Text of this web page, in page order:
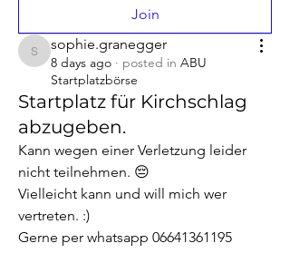
Join
sophie.granegger
sophie.granegger
8 days ago · posted in ABU
Startplatzbörse
Startplatz für Kirchschlag
abzugeben.
Kann wegen einer Verletzung leider
nicht teilnehmen. 😔
Vielleicht kann und will mich wer
vertreten. :)
Gerne per whatsapp 06641361195